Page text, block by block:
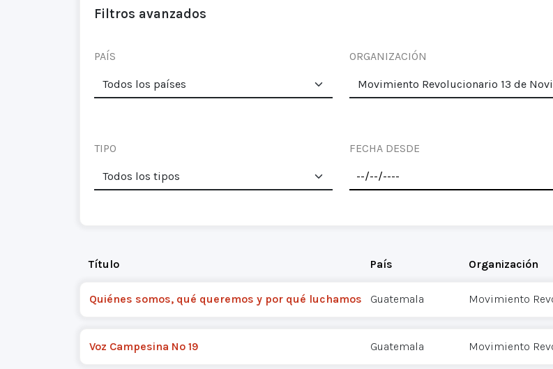
Filtros avanzados
PAÍS ORGANIZACIÓN
TIPO FECHA DESDE
Título País Organización
Quiénes somos, qué queremos y por qué luchamos Guatemala Movimiento
Voz Campesina Nº 19 Guatemala Movimiento